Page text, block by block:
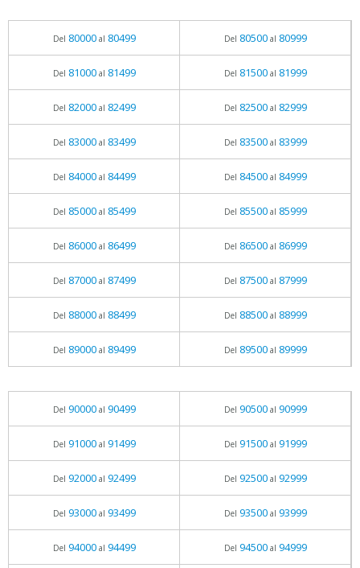
Del 80000al 80499 Del 80500al 80999
Del 81000al 81499 Del 81500al 81999
Del 82000al 82499 Del 82500al 82999
Del 83000al 83499 Del 83500al 83999
Del 84000al 84499 Del 84500al 84999
Del 85000al 85499 Del 85500al 85999
Del 86000al 86499 Del 86500al 86999
Del 87000al 87499 Del 87500al 87999
Del 88000al 88499 Del 88500al 88999
Del 89000al 89499 Del 89500al 89999
Del 90000al 90499 Del 90500al 90999
Del 91000al 91499 Del 91500al 91999
Del 92000al 92499 Del 92500al 92999
Del 93000al 93499 Del 93500al 93999
Del 94000al 94499 Del 94500al 94999